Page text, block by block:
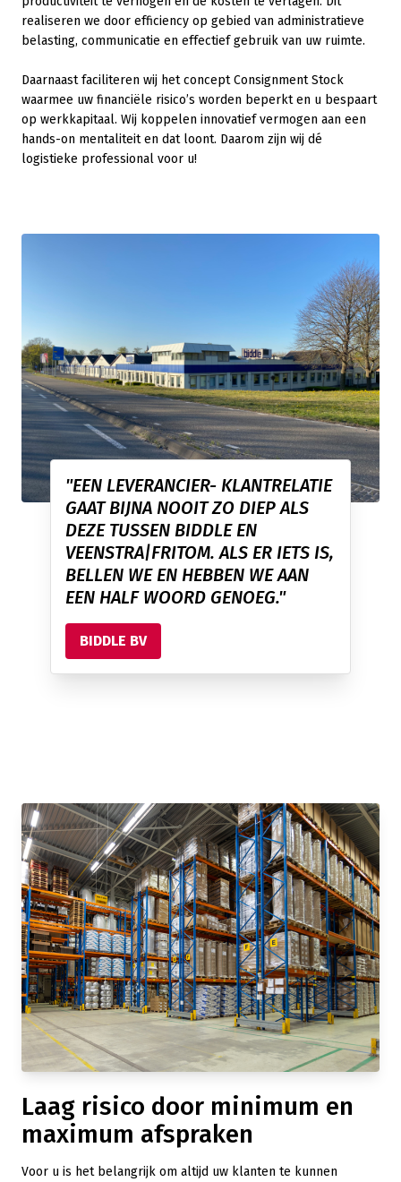
realiseren we door efficiency op gebied van administratieve
belasting, communicatie en effectief gebruik van uw ruimte.
Daarnaast faciliteren wij het concept Consignment Stock
waarmee uw financiële risico’s worden beperkt en u bespaart
op werkkapitaal. Wij koppelen innovatief vermogen aan een
hands-on mentaliteit en dat loont. Daarom zijn wij dé
logistieke professional voor u!
"EEN LEVERANCIER- KLANTRELATIE
GAAT BIJNA NOOIT ZO DIEP ALS
DEZE TUSSEN BIDDLE EN
VEENSTRA|FRITOM. ALS ER IETS IS,
BELLEN WE EN HEBBEN WE AAN
EEN HALF WOORD GENOEG."
BIDDLE BV
Laag risico door minimum en
maximum afspraken
Voor u is het belangrijk om altijd uw klanten te kunnen